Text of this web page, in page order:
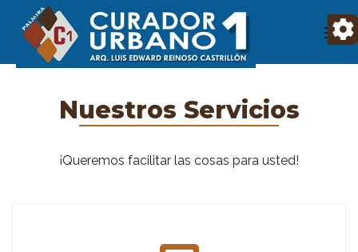
Nuestros Servicios
¡Queremos facilitar las cosas para usted!